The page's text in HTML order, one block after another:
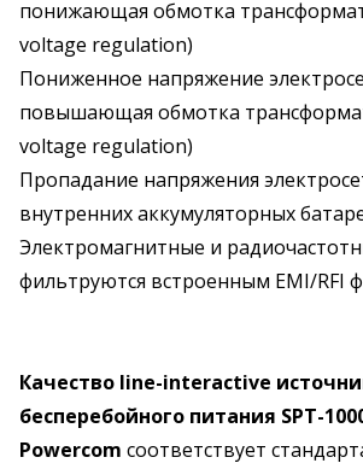
понижающая обмотка
voltage regulation)
Пониженное напряжение
повышающая обмотка
voltage regulation)
Пропадание напряжения
внутренних аккумуляторных
Электромагнитные и
фильтруются встроенным EMI/RFI
Качество line-interactive
бесперебойного питания SPT-
Powercom соответствует